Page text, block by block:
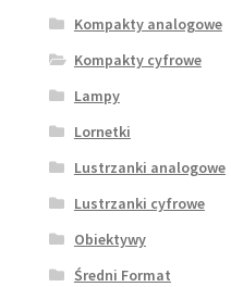
Kompakty analogowe
Kompakty cyfrowe
Lampy
Lornetki
Lustrzanki analogowe
Lustrzanki cyfrowe
Obiektywy
Średni Format